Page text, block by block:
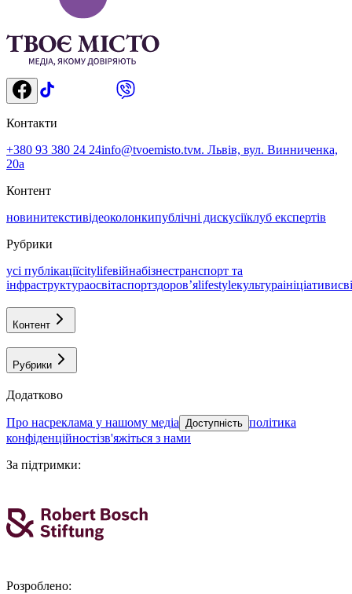
Контакти
+380 93 380 24 24info@tvoemisto.tvм. Львів, вул. Винниченка,
20а
Контент
новинитекстивідеоколонкипублічні дискусіїклуб експертів
Рубрики
усі публікаціїcitylifeвійнабізнестранспорт та
інфраструктураосвітаспортздоровʼяlifestyleкультураініціативи
Контент
Рубрики
Додатково
про насреклама у нашому медіа Доступність політика
конфіденційностізв'яжіться з нами
За підтримки:
Розроблено: